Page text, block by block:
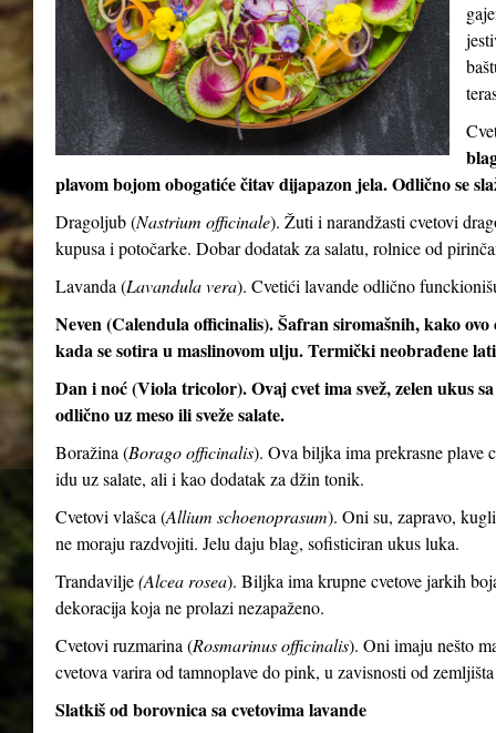
plavom bojom obogatiće čitav dijapazon jela. Odlično se
Dragoljub (Nastrium officinale). Žuti i narandžasti cvetovi
kupusa i potočarke. Dobar dodatak za salatu, rolnice od
Lavanda (Lavandula vera). Cvetići lavande odlično
Neven (Calendula officinalis). Šafran siromašnih, kako
kada se sotira u maslinovom ulju. Termički neobrađene
Dan i noć (Viola tricolor). Ovaj cvet ima svež, zelen ukus
odlično uz meso ili sveže salate.
Boražina (Borago officinalis). Ova biljka ima prekrasne plave
idu uz salate, ali i kao dodatak za džin tonik.
Cvetovi vlašca (Allium schoenoprasum). Oni su, zapravo,
ne moraju razdvojiti. Jelu daju blag, sofisticiran ukus luka.
Trandavilje(Alcea rosea). Biljka ima krupne cvetove jarkih
dekoracija koja ne prolazi nezapaženo.
Cvetovi ruzmarina (Rosmarinus officinalis). Oni imaju nešto
cvetova varira od tamnoplave do pink, u zavisnosti od
Slatkiš od borovnica sa cvetovima lavande